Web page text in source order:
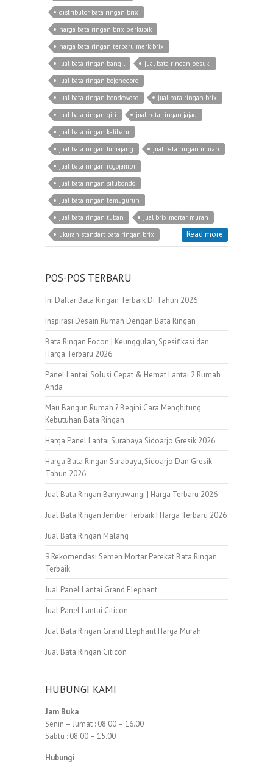
distributor bata ringan brix
harga bata ringan brix perkubik
harga bata ringan terbaru merk brix
jual bata ringan bangil
jual bata ringan besuki
jual bata ringan bojonegoro
jual bata ringan bondowoso
jual bata ringan brix
jual bata ringan giri
jual bata ringan jajag
jual bata ringan kalibaru
jual bata ringan lumajang
jual bata ringan murah
jual bata ringan rogojampi
jual bata ringan situbondo
jual bata ringan temuguruh
jual bata ringan tuban
jual brix mortar murah
ukuran standart bata ringan brix
Read more
POS-POS TERBARU
Ini Daftar Bata Ringan Terbaik Di Tahun 2026
Inspirasi Desain Rumah Dengan Bata Ringan
Bata Ringan Focon | Keunggulan, Spesifikasi dan
Harga Terbaru 2026
Panel Lantai: Solusi Cepat & Hemat Lantai 2 Rumah
Anda
Mau Bangun Rumah ? Begini Cara Menghitung
Kebutuhan Bata Ringan
Harga Panel Lantai Surabaya Sidoarjo Gresik 2026
Harga Bata Ringan Surabaya, Sidoarjo Dan Gresik
Tahun 2026
Jual Bata Ringan Banyuwangi | Harga Terbaru 2026
Jual Bata Ringan Jember Terbaik | Harga Terbaru 2026
Jual Bata Ringan Malang
9 Rekomendasi Semen Mortar Perekat Bata Ringan
Terbaik
Jual Panel Lantai Grand Elephant
Jual Panel Lantai Citicon
Jual Bata Ringan Grand Elephant Harga Murah
Jual Bata Ringan Citicon
HUBUNGI KAMI
Jam Buka
Senin – Jumat : 08.00 – 16.00
Sabtu : 08.00 – 15.00
Hubungi